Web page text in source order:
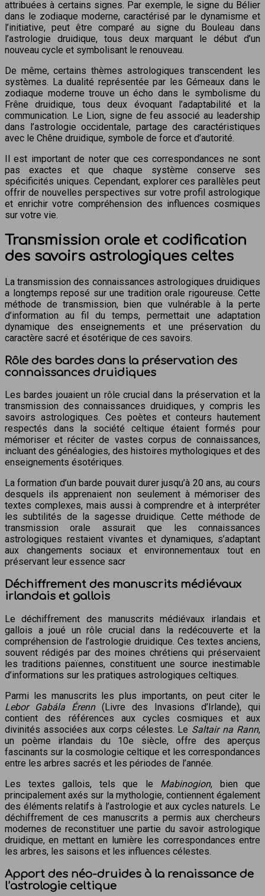
attribuées à certains signes. Par exemple, le signe du Bélier
dans le zodiaque moderne, caractérisé par le dynamisme et
l’initiative, peut être comparé au signe du Bouleau dans
l’astrologie druidique, tous deux marquant le début d’un
nouveau cycle et symbolisant le renouveau.
De même, certains thèmes astrologiques transcendent les
systèmes. La dualité représentée par les Gémeaux dans le
zodiaque moderne trouve un écho dans le symbolisme du
Frêne druidique, tous deux évoquant l’adaptabilité et la
communication. Le Lion, signe de feu associé au leadership
dans l’astrologie occidentale, partage des caractéristiques
avec le Chêne druidique, symbole de force et d’autorité.
Il est important de noter que ces correspondances ne sont
pas exactes et que chaque système conserve ses
spécificités uniques. Cependant, explorer ces parallèles peut
offrir de nouvelles perspectives sur votre profil astrologique
et enrichir votre compréhension des influences cosmiques
sur votre vie.
Transmission orale et codification
des savoirs astrologiques celtes
La transmission des connaissances astrologiques druidiques
a longtemps reposé sur une tradition orale rigoureuse. Cette
méthode de transmission, bien que vulnérable à la perte
d’information au fil du temps, permettait une adaptation
dynamique des enseignements et une préservation du
caractère sacré et ésotérique de ces savoirs.
Rôle des bardes dans la préservation des
connaissances druidiques
Les bardes jouaient un rôle crucial dans la préservation et la
transmission des connaissances druidiques, y compris les
savoirs astrologiques. Ces poètes et conteurs hautement
respectés dans la société celtique étaient formés pour
mémoriser et réciter de vastes corpus de connaissances,
incluant des généalogies, des histoires mythologiques et des
enseignements ésotériques.
La formation d’un barde pouvait durer jusqu’à 20 ans, au cours
desquels ils apprenaient non seulement à mémoriser des
textes complexes, mais aussi à comprendre et à interpréter
les subtilités de la sagesse druidique. Cette méthode de
transmission orale assurait que les connaissances
astrologiques restaient vivantes et dynamiques, s’adaptant
aux changements sociaux et environnementaux tout en
préservant leur essence sacr
Déchiffrement des manuscrits médiévaux
irlandais et gallois
Le déchiffrement des manuscrits médiévaux irlandais et
gallois a joué un rôle crucial dans la redécouverte et la
compréhension de l’astrologie druidique. Ces textes anciens,
souvent rédigés par des moines chrétiens qui préservaient
les traditions païennes, constituent une source inestimable
d’informations sur les pratiques astrologiques celtiques.
Parmi les manuscrits les plus importants, on peut citer le
Lebor Gabála Érenn(Livre des Invasions d’Irlande), qui
contient des références aux cycles cosmiques et aux
divinités associées aux corps célestes. Le Saltair na Rann,
un poème irlandais du 10e siècle, offre des aperçus
fascinants sur la cosmologie celtique et les correspondances
entre les arbres sacrés et les périodes de l’année.
Les textes gallois, tels que le Mabinogion, bien que
principalement axés sur la mythologie, contiennent également
des éléments relatifs à l’astrologie et aux cycles naturels. Le
déchiffrement de ces manuscrits a permis aux chercheurs
modernes de reconstituer une partie du savoir astrologique
druidique, en mettant en lumière les correspondances entre
les arbres, les saisons et les influences célestes.
Apport des néo-druides à la renaissance de
l’astrologie celtique